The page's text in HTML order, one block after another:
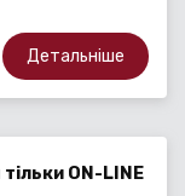
Детальніше
ON-LINE